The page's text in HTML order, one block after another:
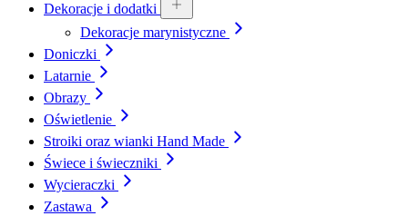
Dekoracje i dodatki
Dekoracje marynistyczne
Doniczki
Latarnie
Obrazy
Oświetlenie
Stroiki oraz wianki Hand Made
Świece i świeczniki
Wycieraczki
Zastawa